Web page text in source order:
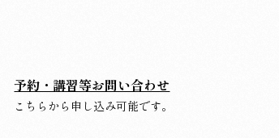
予約・講習等お問い合わせ
こちらから申し込み可能です。